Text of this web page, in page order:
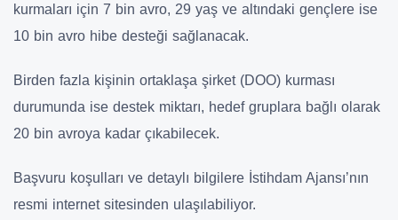
kurmaları için 7 bin avro, 29 yaş ve altındaki gençlere ise
10 bin avro hibe desteği sağlanacak.
Birden fazla kişinin ortaklaşa şirket (DOO) kurması
durumunda ise destek miktarı, hedef gruplara bağlı olarak
20 bin avroya kadar çıkabilecek.
Başvuru koşulları ve detaylı bilgilere İstihdam Ajansı’nın
resmi internet sitesinden ulaşılabiliyor.